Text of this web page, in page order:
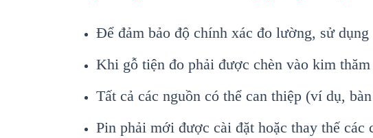
Để đảm bảo độ chính xác đo lường, sử
Khi gỗ tiện đo phải được chèn vào kim
Tất cả các nguồn có thể can thiệp (ví dụ, b
Pin phải mới được cài đặt hoặc thay thế các